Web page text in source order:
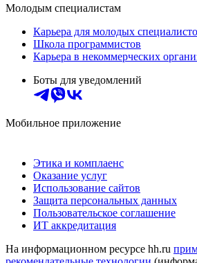
Молодым специалистам
Карьера для молодых
Школа программистов
Карьера в некоммерческих
Боты для уведомлений
Мобильное приложение
Этика и комплаенс
Оказание услуг
Использование сайтов
Защита персональных данных
Пользовательское соглашение
ИТ аккредитация
На информационном ресурсе hh.ru